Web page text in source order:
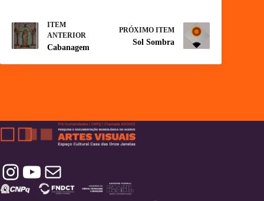
ITEM
ANTERIOR
Cabanagem
PRÓXIMO ITEM
Sol Sombra
Instagram YouTube Contatos